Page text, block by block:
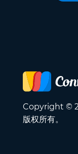
Copyright ©
版权所有。